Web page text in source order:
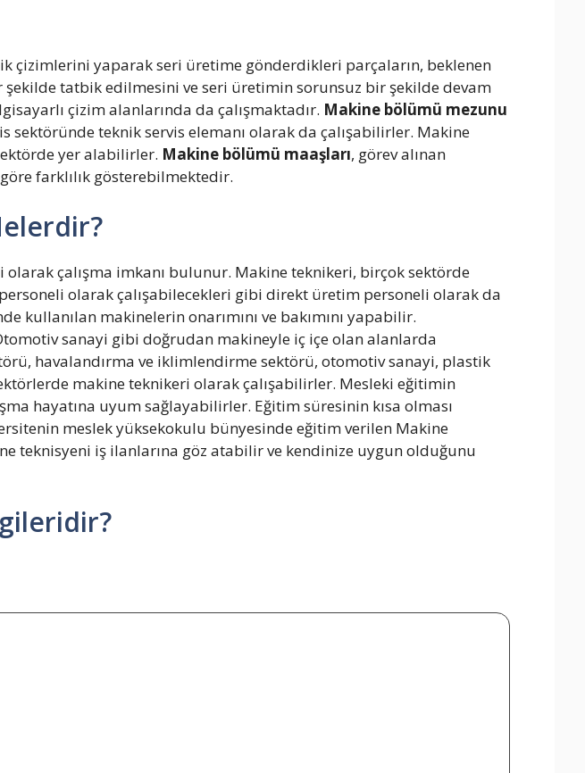
çizimlerini yaparak seri üretime gönderdikleri parçaların, beklenen
tatbik edilmesini ve seri üretimin sorunsuz bir şekilde devam
çizim alanlarında da çalışmaktadır. Makine bölümü mezunu
sektöründe teknik servis elemanı olarak da çalışabilirler. Makine
yer alabilirler. Makine bölümü maaşları, görev alınan
farklılık gösterebilmektedir.
çalışma imkanı bulunur. Makine teknikeri, birçok sektörde
olarak çalışabilecekleri gibi direkt üretim personeli olarak da
makinelerin onarımını ve bakımını yapabilir.
sanayi gibi doğrudan makineyle iç içe olan alanlarda
havalandırma ve iklimlendirme sektörü, otomotiv sanayi, plastik
makine teknikeri olarak çalışabilirler. Mesleki eğitimin
hayatına uyum sağlayabilirler. Eğitim süresinin kısa olması
meslek yüksekokulu bünyesinde eğitim verilen Makine
teknisyeni iş ilanlarına göz atabilir ve kendinize uygun olduğunu